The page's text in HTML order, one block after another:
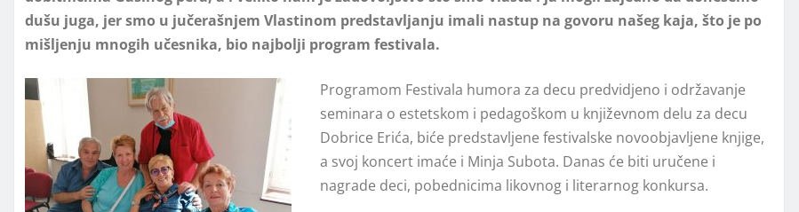
dušu juga, jer smo u jučerašnjem Vlastinom predstavljanju imali nastup na govoru našeg kaja, što je po
mišljenju mnogih učesnika, bio najbolji program festivala.
Programom Festivala humora za decu predvidjeno i održavanje
seminara o estetskom i pedagoškom u književnom delu za decu
Dobrice Erića, biće predstavljene festivalske novoobjavlјene knjige,
a svoj koncert imaće i Minja Subota. Danas će biti uručene i
nagrade deci, pobednicima likovnog i literarnog konkursa.